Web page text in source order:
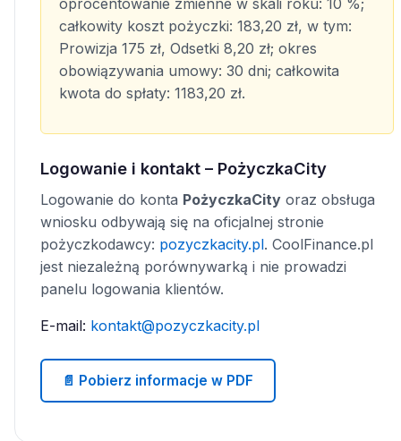
oprocentowanie zmienne w skali roku: 10 %;
całkowity koszt pożyczki: 183,20 zł, w tym:
Prowizja 175 zł, Odsetki 8,20 zł; okres
obowiązywania umowy: 30 dni; całkowita
kwota do spłaty: 1183,20 zł.
Logowanie i kontakt – PożyczkaCity
Logowanie do konta PożyczkaCity oraz obsługa
wniosku odbywają się na oficjalnej stronie
pożyczkodawcy: pozyczkacity.pl. CoolFinance.pl
jest niezależną porównywarką i nie prowadzi
panelu logowania klientów.
E-mail: kontakt@pozyczkacity.pl
📄 Pobierz informacje w PDF